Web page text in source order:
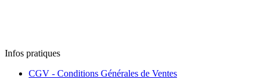
Infos pratiques
CGV - Conditions Générales de Ventes